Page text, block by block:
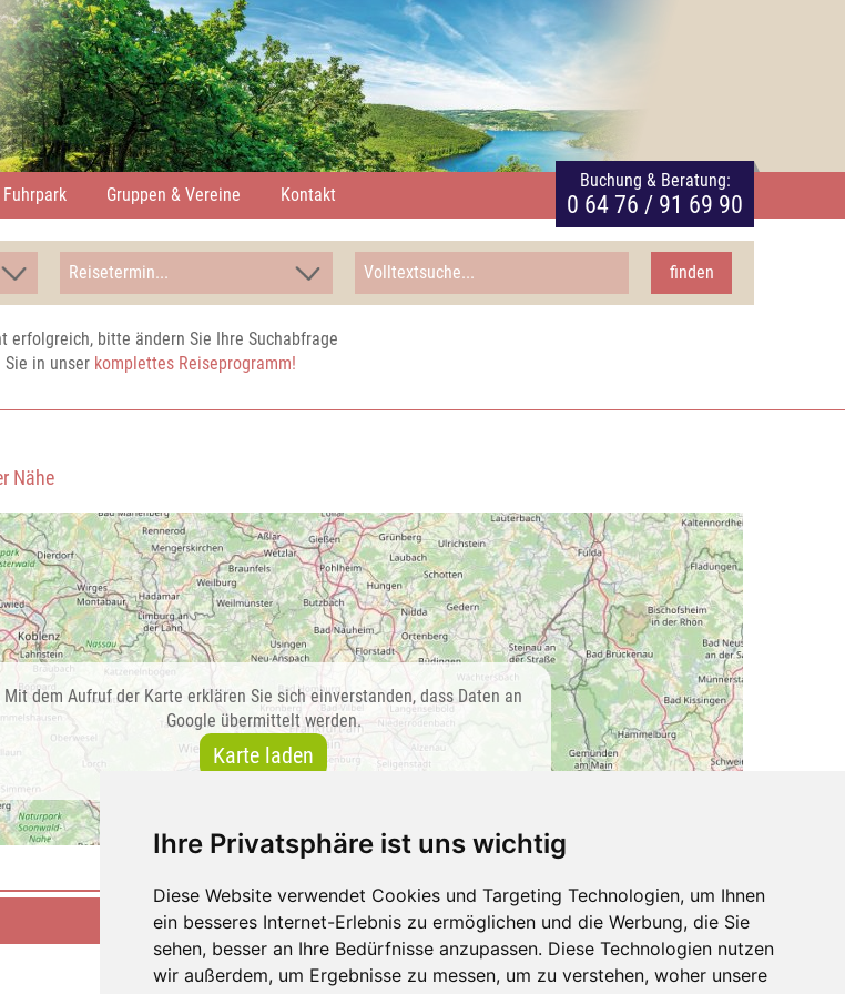
Ihre Privatsphäre ist uns wichtig
Diese Website verwendet Cookies und Targeting Technologien, um Ihnen
ein besseres Internet-Erlebnis zu ermöglichen und die Werbung, die Sie
sehen, besser an Ihre Bedürfnisse anzupassen. Diese Technologien nutzen
wir außerdem, um Ergebnisse zu messen, um zu verstehen, woher unsere
Buchung & Beratung:
0 64 76 / 91 69 90
Fuhrpark Gruppen & Vereine Kontakt
erfolgreich, bitte ändern Sie Ihre Suchabfrage
Sie in unser komplettes Reiseprogramm!
Nähe
Mit dem Aufruf der Karte erklären Sie sich einverstanden, dass Daten an
Google übermittelt werden.
Karte laden
Impressum AGB Datenschutz Cookie-Einstellungen